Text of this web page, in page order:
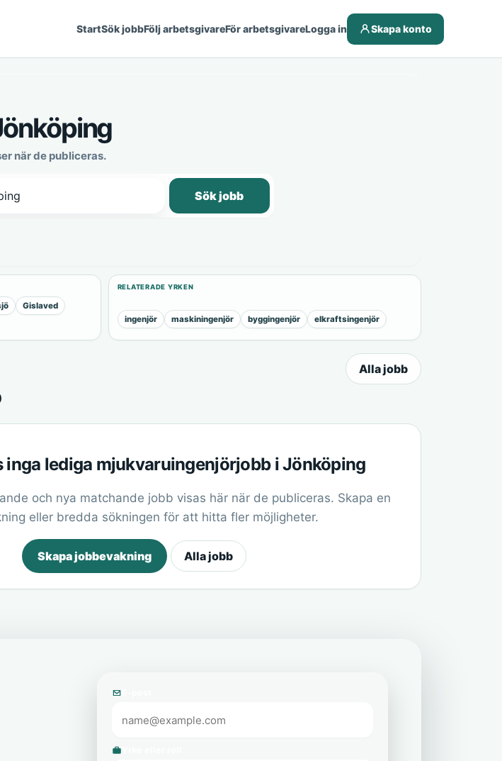
StartSök jobbFölj arbetsgivareFör arbetsgivareLogga in Skapa konto
när de publiceras.
Sök jobb
Gislaved
RELATERADE YRKEN
ingenjör maskiningenjör byggingenjör elkraftsingenjör
Alla jobb
inga lediga mjukvaruingenjörjobb i Jönköping
och nya matchande jobb visas här när de publiceras. Skapa en
eller bredda sökningen för att hitta fler möjligheter.
Skapa jobbevakning Alla jobb